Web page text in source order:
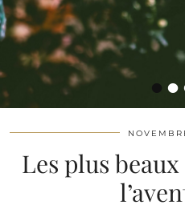
••
Les plus